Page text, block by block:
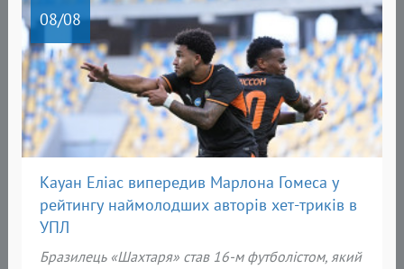
08/08
Кауан Еліас випередив Марлона Гомеса у
рейтингу наймолодших авторів хет-триків в
УПЛ
Бразилець «Шахтаря» став 16-м футболістом, який